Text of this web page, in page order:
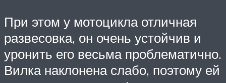
При этом у мотоцикла отличная
развесовка, он очень устойчив и
уронить его весьма проблематично.
Вилка наклонена слабо, поэтому ей